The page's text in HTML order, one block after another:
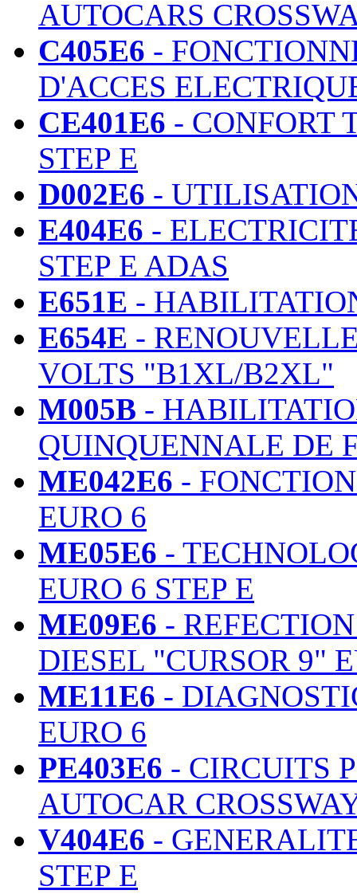
AUTOCARS
C405E6 -
D'ACCES
CE401E6 - CONFORT
STEP E
D002E6 -
E404E6 -
STEP E ADAS
E651E -
E654E -
VOLTS "B1XL/B2XL"
M005B -
QUINQUENNALE DE
ME042E6 -
EURO 6
ME05E6 -
EURO 6 STEP E
ME09E6 -
DIESEL "CURSOR 9"
ME11E6 -
EURO 6
PE403E6 - CIRCUITS
AUTOCAR
V404E6 -
STEP E